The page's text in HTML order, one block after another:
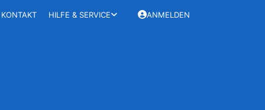
KONTAKT HILFE & SERVICE ANMELDEN